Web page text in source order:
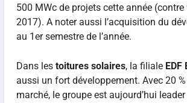
500 MWc de projets cette année (contre
2017). A noter aussi l’acquisition du
au 1er semestre de l’année.
Dans les toitures solaires, la filiale EDF
aussi un fort développement. Avec 20
marché, le groupe est aujourd’hui leader